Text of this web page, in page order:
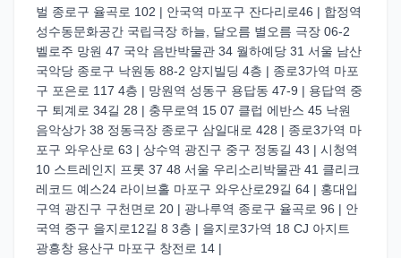
벌 종로구 율곡로 102 | 안국역 마포구 잔다리로46 | 합정역
성수동문화공간 국립극장 하늘, 달오름 별오름 극장 06-2
벨로주 망원 47 국악 음반박물관 34 월하예당 31 서울 남산
국악당 종로구 낙원동 88-2 양지빌딩 4층 | 종로3가역 마포
구 포은로 117 4층 | 망원역 성동구 용답동 47-9 | 용답역 중
구 퇴계로 34길 28 | 충무로역 15 07 클럽 에반스 45 낙원
음악상가 38 정동극장 종로구 삼일대로 428 | 종로3가역 마
포구 와우산로 63 | 상수역 광진구 중구 정동길 43 | 시청역
10 스트레인지 프롯 37 48 서울 우리소리박물관 41 클리크
레코드 예스24 라이브홀 마포구 와우산로29길 64 | 홍대입
구역 광진구 구천면로 20 | 광나루역 종로구 율곡로 96 | 안
국역 중구 을지로12길 8 3층 | 을지로3가역 18 CJ 아지트
광흥창 용산구 마포구 창전로 14 |